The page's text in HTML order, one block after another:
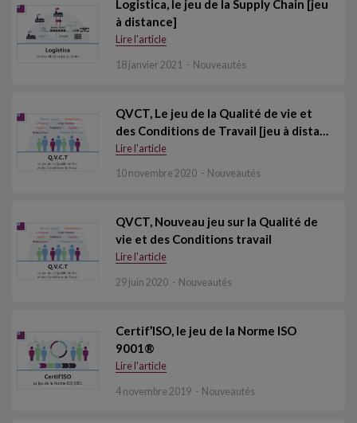
Logistica, le jeu de la Supply Chain [jeu
à distance]
Lire l'article
18 janvier 2021 Nouveautés
QVCT, Le jeu de la Qualité de vie et
des Conditions de Travail [jeu à dista…
Lire l'article
10 novembre 2020 Nouveautés
QVCT, Nouveau jeu sur la Qualité de
vie et des Conditions travail
Lire l'article
29 juin 2020 Nouveautés
Certif’ISO, le jeu de la Norme ISO
9001®
Lire l'article
4 novembre 2019 Nouveautés